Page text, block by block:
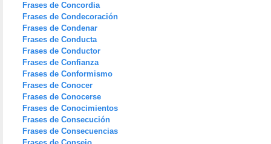
Frases de Concordia
Frases de Condecoración
Frases de Condenar
Frases de Conducta
Frases de Conductor
Frases de Confianza
Frases de Conformismo
Frases de Conocer
Frases de Conocerse
Frases de Conocimientos
Frases de Consecución
Frases de Consecuencias